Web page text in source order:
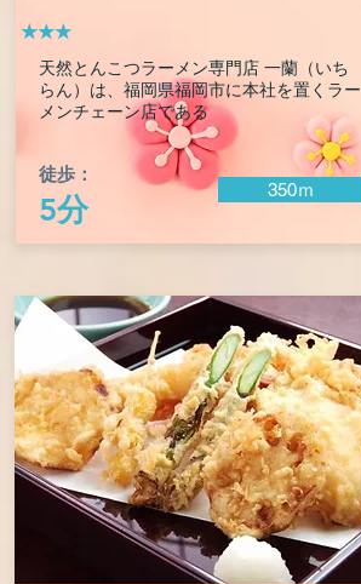
★★★
天然とんこつラーメン専門店 一蘭（いち
らん）は、福岡県福岡市に本社を置くラー
メンチェーン店である
徒歩：
5分
350ｍ